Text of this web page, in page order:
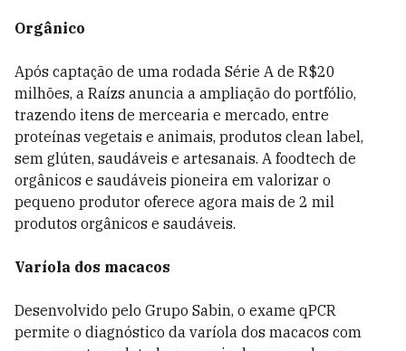
Orgânico
Após captação de uma rodada Série A de R$20
milhões, a Raízs anuncia a ampliação do portfólio,
trazendo itens de mercearia e mercado, entre
proteínas vegetais e animais, produtos clean label,
sem glúten, saudáveis e artesanais. A foodtech de
orgânicos e saudáveis pioneira em valorizar o
pequeno produtor oferece agora mais de 2 mil
produtos orgânicos e saudáveis.
Varíola dos macacos
Desenvolvido pelo Grupo Sabin, o exame qPCR
permite o diagnóstico da varíola dos macacos com